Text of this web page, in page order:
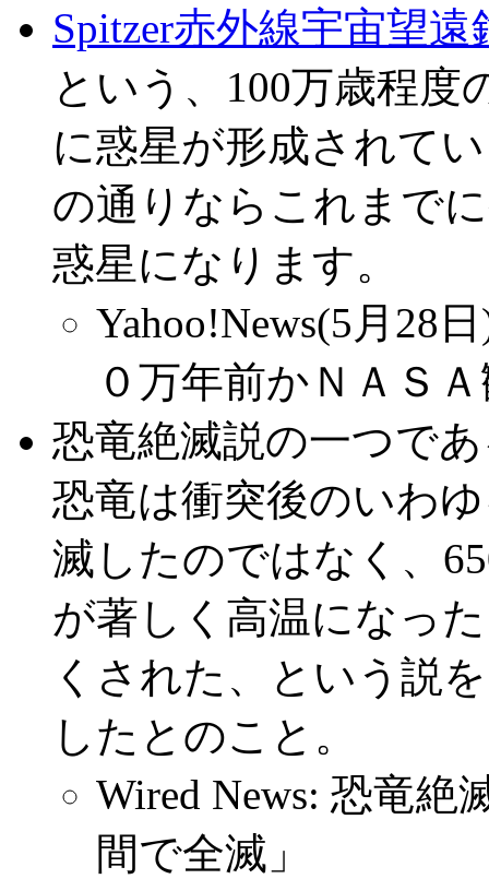
Spitzer赤外線宇宙望遠
という、100万歳程度
に惑星が形成されて
の通りならこれまで
惑星になります。
Yahoo!News(5月28
０万年前かＮＡＳ
恐竜絶滅説の一つで
恐竜は衝突後のいわ
滅したのではなく、
が著しく高温になっ
くされた、という説
したとのこと。
Wired News: 恐竜絶
間で全滅」